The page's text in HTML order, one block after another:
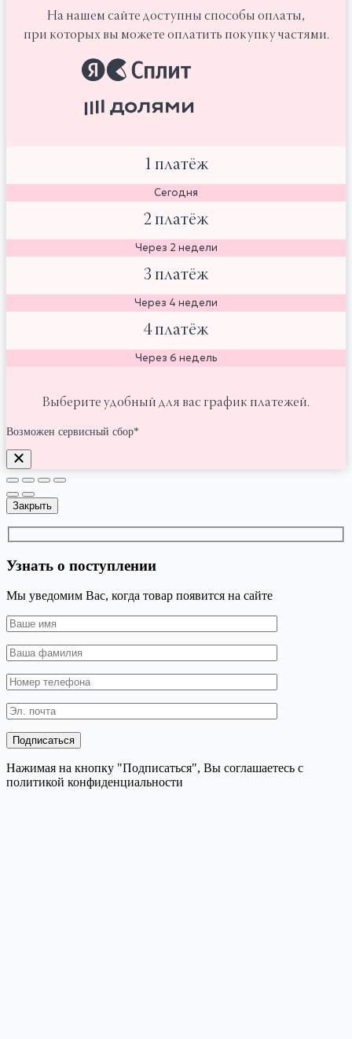
На нашем сайте доступны способы оплаты,
при которых вы можете оплатить покупку частями.
1 платёж
Сегодня
2 платёж
Через 2 недели
3 платёж
Через 4 недели
4 платёж
Через 6 недель
Выберите удобный для вас график платежей.
Возможен сервисный сбор*
Закрыть
Узнать о поступлении
Мы уведомим Вас, когда товар появится на сайте
Нажимая на кнопку "Подписаться", Вы соглашаетесь с
политикой конфиденциальности